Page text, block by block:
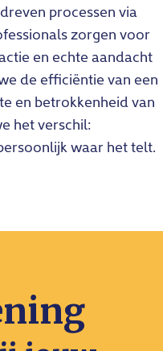
processen via
zorgen voor
en echte aandacht
de efficiëntie van een
en betrokkenheid van
het verschil:
waar het telt.